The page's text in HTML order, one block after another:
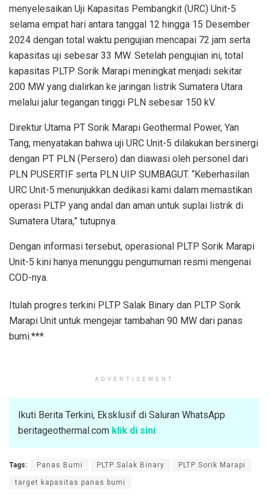
menyelesaikan Uji Kapasitas Pembangkit (URC) Unit-5
selama empat hari antara tanggal 12 hingga 15 Desember
2024 dengan total waktu pengujian mencapai 72 jam serta
kapasitas uji sebesar 33 MW. Setelah pengujian ini, total
kapasitas PLTP Sorik Marapi meningkat menjadi sekitar
200 MW yang dialirkan ke jaringan listrik Sumatera Utara
melalui jalur tegangan tinggi PLN sebesar 150 kV.
Direktur Utama PT Sorik Marapi Geothermal Power, Yan
Tang, menyatakan bahwa uji URC Unit-5 dilakukan bersinergi
dengan PT PLN (Persero) dan diawasi oleh personel dari
PLN PUSERTIF serta PLN UIP SUMBAGUT. “Keberhasilan
URC Unit-5 menunjukkan dedikasi kami dalam memastikan
operasi PLTP yang andal dan aman untuk suplai listrik di
Sumatera Utara,” tutupnya.
Dengan informasi tersebut, operasional PLTP Sorik Marapi
Unit-5 kini hanya menunggu pengumuman resmi mengenai
COD-nya.
Itulah progres terkini PLTP Salak Binary dan PLTP Sorik
Marapi Unit untuk mengejar tambahan 90 MW dari panas
bumi.***
ADVERTISEMENT
Ikuti Berita Terkini, Eksklusif di Saluran WhatsApp
beritageothermal.com klik di sini
Tags: Panas Bumi PLTP Salak Binary PLTP Sorik Marapi
target kapasitas panas bumi